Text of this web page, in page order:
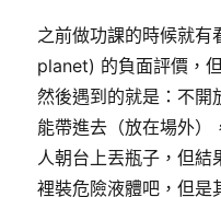
之前做功課的時候就
planet) 的負面評價，
然後遇到的就是：不開
能帶進去（放在場外）
人朝台上丟瓶子，但
裡裝危險液體吧，但是